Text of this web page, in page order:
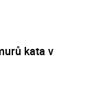
kata v